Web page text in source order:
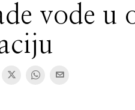
vode u